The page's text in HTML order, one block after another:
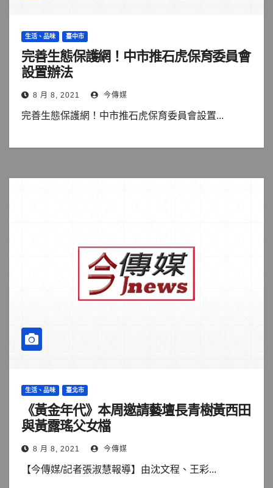
生活、品味 臺中市
完善生態保護網！中市推石虎保育委員會
設置辦法
8 月 8, 2021 今傳媒
完善生態保護網！中市推石虎保育委員會設置...
生活、品味 臺北市
《黃金年代》本周邀請藝壇長青樹黃西田
與黃露瑤父女檔
8 月 8, 2021 今傳媒
【今傳媒/記者張淑慧報導】由沈文程、王彩...